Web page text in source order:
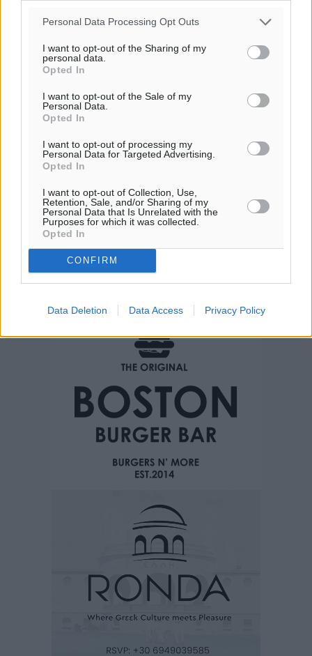
Personal Data Processing Opt Outs
I want to opt-out of the Sharing of my
personal data.
Opted In
I want to opt-out of the Sale of my
Personal Data.
Opted In
I want to opt-out of processing my
Personal Data for Targeted Advertising.
Opted In
I want to opt-out of Collection, Use,
Retention, Sale, and/or Sharing of my
Personal Data that Is Unrelated with the
Purposes for which it was collected.
Opted In
CONFIRM
Data Deletion Data Access Privacy Policy